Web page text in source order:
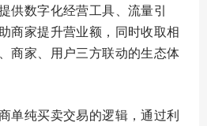
供数字化经营工具、流量引
商家提升营业额，同时收取相
商家、用户三方联动的生态体
单纯买卖交易的逻辑，通过利